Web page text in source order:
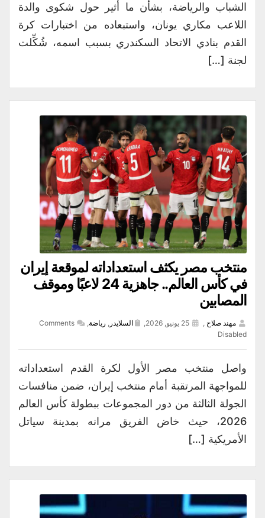
الشباب والرياضة، بشأن ما أُثير حول شكوى والدة
اللاعب مكاري يونان، واستبعاده من اختبارات كرة
القدم بنادي الاتحاد السكندري بسبب اسمه، شُكِّلت
لجنة […]
منتخب مصر يكثف استعداداته لموقعة إيران
في كأس العالم.. جاهزية 24 لاعبًا وموقف
المصابين
مهند صلاح , السلايدر , رياضة,
Comments
Disabled
واصل منتخب مصر الأول لكرة القدم استعداداته
للمواجهة المرتقبة أمام منتخب إيران، ضمن منافسات
الجولة الثالثة من دور المجموعات ببطولة كأس العالم
2026، حيث خاض الفريق مرانه بمدينة سياتل
الأمريكية […]